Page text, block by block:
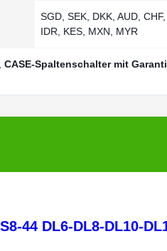
SGD, SEK, DKK, AUD,
IDR, KES, MXN, MYR
CASE-Spaltenschalter mit
44 DL6-DL8-DL10-